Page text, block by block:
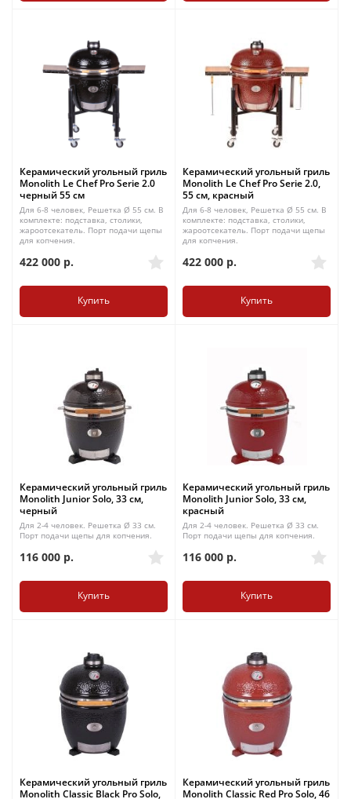
Керамический угольный гриль
Monolith Le Chef Pro Serie 2.0
черный 55 см
Для 6-8 человек, Решетка Ø 55 см. В
комплекте: подставка, столики,
жароотсекатель. Порт подачи щепы
для копчения.
422 000 р.
Купить
Керамический угольный гриль
Monolith Le Chef Pro Serie 2.0,
55 см, красный
Для 6-8 человек, Решетка Ø 55 см. В
комплекте: подставка, столики,
жароотсекатель. Порт подачи щепы
для копчения.
422 000 р.
Купить
Керамический угольный гриль
Monolith Junior Solo, 33 см,
черный
Для 2-4 человек. Решетка Ø 33 см.
Порт подачи щепы для копчения.
116 000 р.
Купить
Керамический угольный гриль
Monolith Junior Solo, 33 см,
красный
Для 2-4 человек. Решетка Ø 33 см.
Порт подачи щепы для копчения.
116 000 р.
Купить
Керамический угольный гриль
Monolith Classic Black Pro Solo,
Керамический угольный гриль
Monolith Classic Red Pro Solo, 46